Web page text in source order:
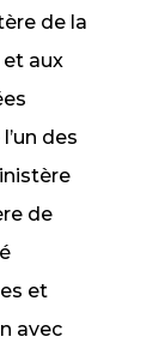
de la
et aux
des
de
et
avec